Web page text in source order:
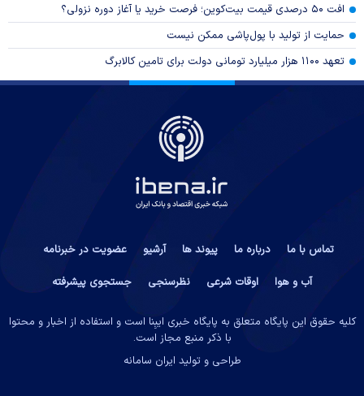
افت ۵۰ درصدی قیمت بیت‌کوین؛ فرصت خرید یا آغاز دوره نزولی؟
حمایت از تولید با پول‌پاشی ممکن نیست
تعهد ۱۱۰۰ هزار میلیارد تومانی دولت برای تامین کالابرگ
تماس با ما درباره ما پیوند ها آرشیو
عضویت در خبرنامه
آب و هوا
اوقات شرعی نظرسنجی جستجوی پیشرفته
کلیه حقوق این پایگاه متعلق به پایگاه خبری ایبِنا است و استفاده از اخبار و محتوا
با ذکر منبع مجاز است.
طراحی و تولید ایران سامانه